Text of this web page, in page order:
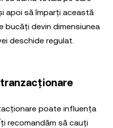
apoi să împarți această
bucăți devin dimensiunea
deschide regulat.
poate influența
recomandăm să cauți